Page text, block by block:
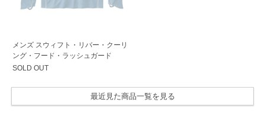
メンズ スウィフト・リバー・クーリ
ング・フード・ラッシュガード
SOLD OUT
最近見た商品一覧を見る